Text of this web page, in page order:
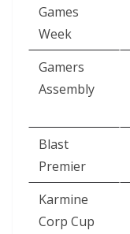
Games
Week
Gamers
Assembly
Blast
Premier
Karmine
Corp Cup